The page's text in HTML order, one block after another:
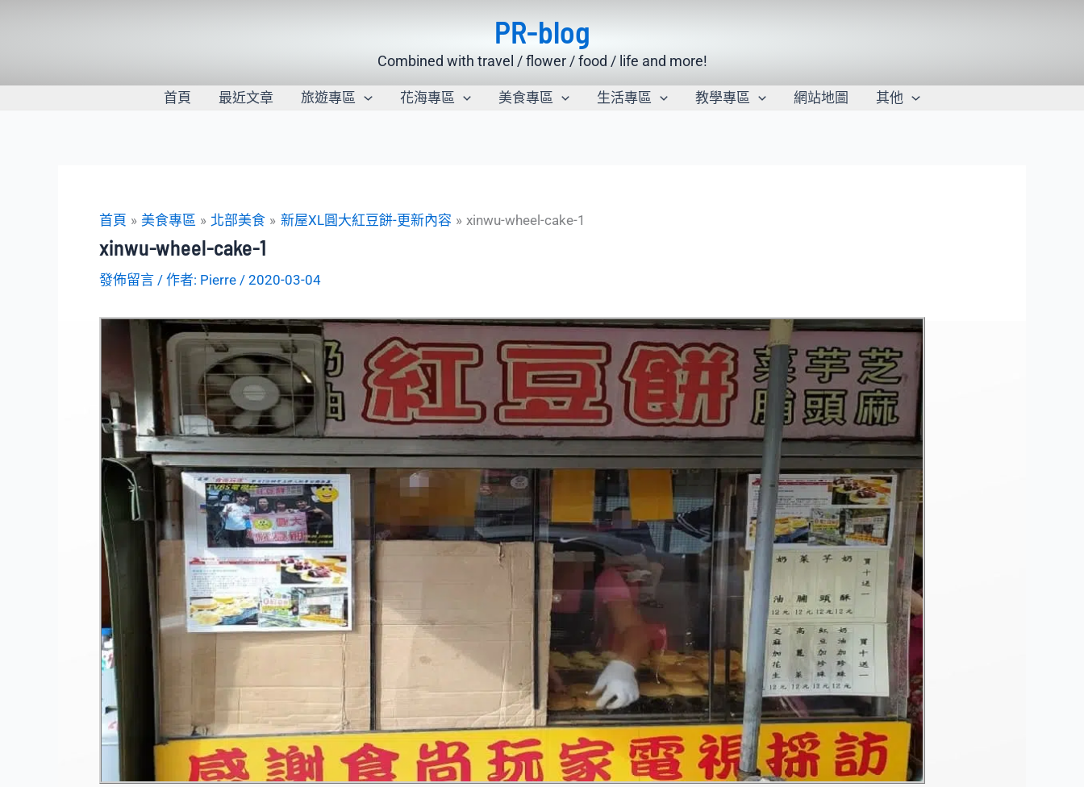
PR-blog
Combined with travel / flower / food / life and more!
首頁 最近文章 旅遊專區 花海專區 美食專區 生活專區 教學專區 網站地圖 其他
首頁 美食專區 北部美食 新屋XL圓大紅豆餅-更新內容 xinwu-wheel-cake-1
xinwu-wheel-cake-1
發佈留言 / 作者: Pierre / 2020-03-04